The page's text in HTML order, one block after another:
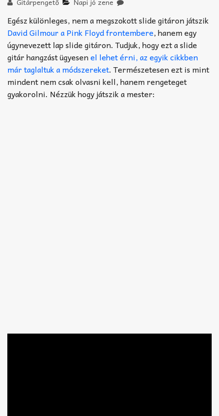
TABok
Improvizáció
Egész különleges, nem a megszokott slide gitáron játszik
David Gilmour a Pink Floyd frontembere, hanem egy
úgynevezett lap slide gitáron. Tudjuk, hogy ezt a slide
gitár hangzást ügyesenel lehet érni, az egyik cikkben
már taglaltuk a módszereket. Természetesen ezt is mint
mindent nem csak olvasni kell, hanem rengeteget
gyakorolni. Nézzük hogy játszik a mester: